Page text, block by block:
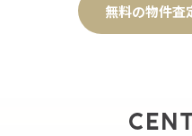
無料の物件査